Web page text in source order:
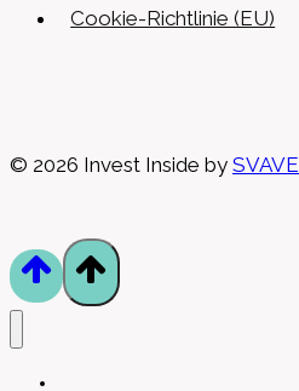
Cookie-Richtlinie (EU)
© 2026 Invest Inside by SVAVE